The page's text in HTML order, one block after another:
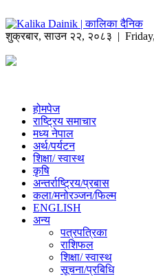
शुक्रबार,साउन २२, २०८३ |
होमपेज
राष्ट्रिय समाचार
मध्य नेपाल
अर्थ/पर्यटन
शिक्षा/ स्वास्थ
कृषि
अन्तर्राष्ट्रिय/प्रबास
कला/मनोरञ्जन/फिल्म
ENGLISH
अन्य
पत्रपत्रिका
राशिफल
शिक्षा/ स्वास्थ
सूचना/प्रबिधि